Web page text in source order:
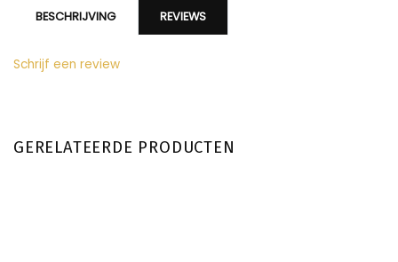
BESCHRIJVING REVIEWS
Schrijf een review
GERELATEERDE PRODUCTEN